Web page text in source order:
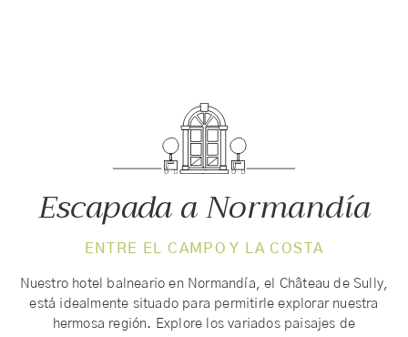
Escapada a Normandía
ENTRE EL CAMPO Y LA COSTA
Nuestro hotel balneario en Normandía, el Château de Sully,
está idealmente situado para permitirle explorar nuestra
hermosa región. Explore los variados paisajes de